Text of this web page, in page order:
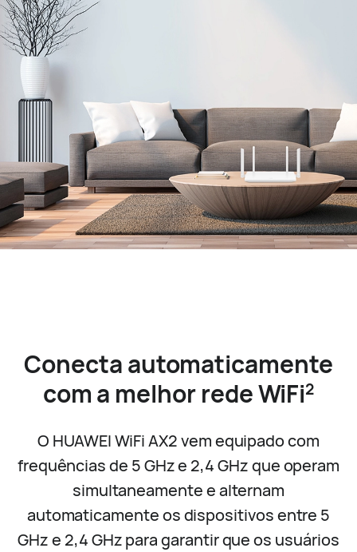
Conecta automaticamente
com a melhor rede WiFi2
O HUAWEI WiFi AX2 vem equipado com
frequências de 5 GHz e 2,4 GHz que operam
simultaneamente e alternam
automaticamente os dispositivos entre 5
GHz e 2,4 GHz para garantir que os usuários